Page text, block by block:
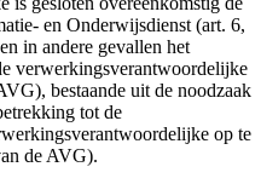
en Onderwijsdienst (art. 6,
in andere gevallen het
verwerkingsverantwoordelijke
bestaande uit de noodzaak
tot de
op te
de AVG).